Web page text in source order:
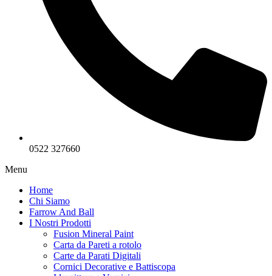
0522 327660
Menu
Home
Chi Siamo
Farrow And Ball
I Nostri Prodotti
Fusion Mineral Paint
Carta da Pareti a rotolo
Carte da Parati Digitali
Cornici Decorative e Battiscopa